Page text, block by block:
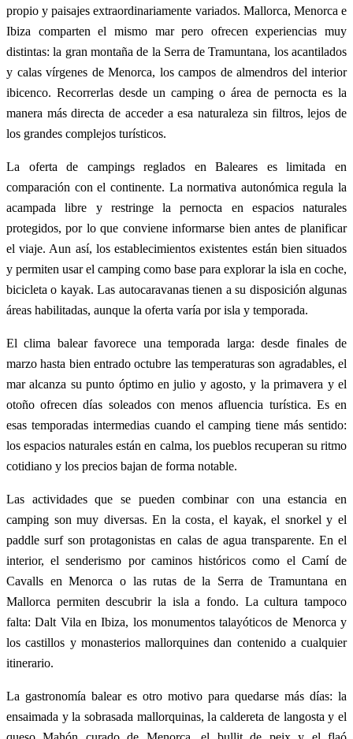
propio y paisajes extraordinariamente variados. Mallorca, Menorca e
Ibiza comparten el mismo mar pero ofrecen experiencias muy
distintas: la gran montaña de la Serra de Tramuntana, los acantilados
y calas vírgenes de Menorca, los campos de almendros del interior
ibicenco. Recorrerlas desde un camping o área de pernocta es la
manera más directa de acceder a esa naturaleza sin filtros, lejos de
los grandes complejos turísticos.
La oferta de campings reglados en Baleares es limitada en
comparación con el continente. La normativa autonómica regula la
acampada libre y restringe la pernocta en espacios naturales
protegidos, por lo que conviene informarse bien antes de planificar
el viaje. Aun así, los establecimientos existentes están bien situados
y permiten usar el camping como base para explorar la isla en coche,
bicicleta o kayak. Las autocaravanas tienen a su disposición algunas
áreas habilitadas, aunque la oferta varía por isla y temporada.
El clima balear favorece una temporada larga: desde finales de
marzo hasta bien entrado octubre las temperaturas son agradables, el
mar alcanza su punto óptimo en julio y agosto, y la primavera y el
otoño ofrecen días soleados con menos afluencia turística. Es en
esas temporadas intermedias cuando el camping tiene más sentido:
los espacios naturales están en calma, los pueblos recuperan su ritmo
cotidiano y los precios bajan de forma notable.
Las actividades que se pueden combinar con una estancia en
camping son muy diversas. En la costa, el kayak, el snorkel y el
paddle surf son protagonistas en calas de agua transparente. En el
interior, el senderismo por caminos históricos como el Camí de
Cavalls en Menorca o las rutas de la Serra de Tramuntana en
Mallorca permiten descubrir la isla a fondo. La cultura tampoco
falta: Dalt Vila en Ibiza, los monumentos talayóticos de Menorca y
los castillos y monasterios mallorquines dan contenido a cualquier
itinerario.
La gastronomía balear es otro motivo para quedarse más días: la
ensaimada y la sobrasada mallorquinas, la caldereta de langosta y el